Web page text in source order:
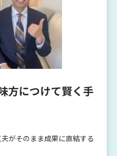
方につけて賢く手
がそのまま成果に直結する